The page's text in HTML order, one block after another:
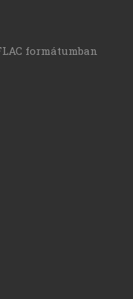
formátumban